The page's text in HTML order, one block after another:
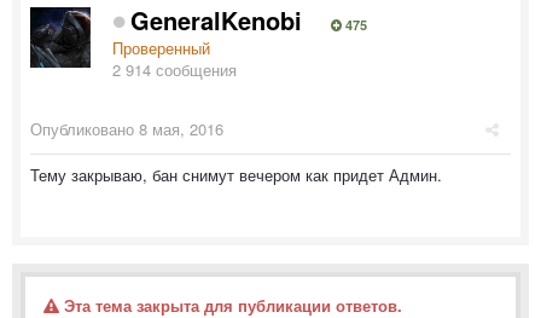
GeneralKenobi 475
Проверенный
2 914 сообщения
Опубликовано 8 мая, 2016
Тему закрываю, бан снимут вечером как придет Админ.
Эта тема закрыта для публикации ответов.